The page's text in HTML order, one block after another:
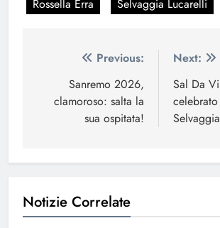
Rossella Erra Selvaggia Lucarelli
Navigazione
articoli
Previous:
Sanremo 2026,
clamoroso: salta la
sua ospitata!
Next:
Sal Da
Notizie Correlate